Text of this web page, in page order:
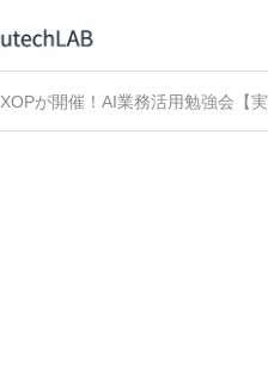
XOPが開催！AI業務活用勉強会【